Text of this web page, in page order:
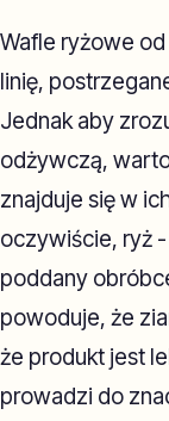
Wafle ryżowe
linię,
Jednak aby
odżywczą,
znajduje się w
oczywiście, ryż
poddany
powoduje, że
że produkt jest
prowadzi do